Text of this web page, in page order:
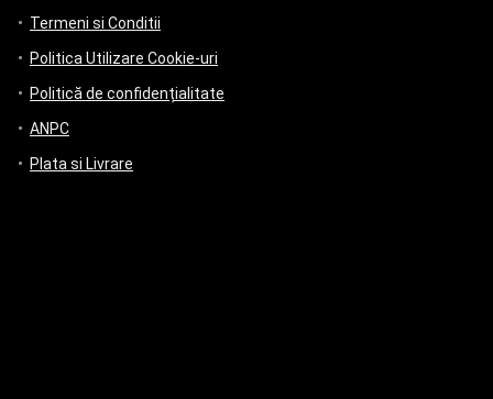
Termeni si Conditii
Politica Utilizare Cookie-uri
Politică de confidențialitate
ANPC
Plata si Livrare